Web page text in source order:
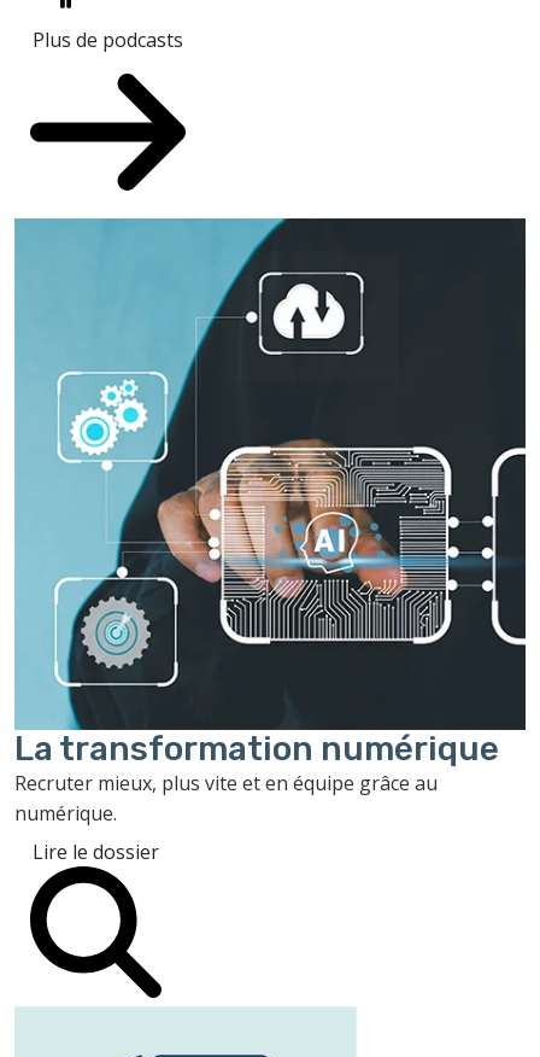
Plus de podcasts
La transformation numérique
Recruter mieux, plus vite et en équipe grâce au
numérique.
Lire le dossier